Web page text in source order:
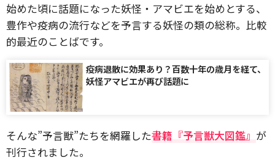
始めた頃に話題になった妖怪・アマビエを始めとする、
豊作や疫病の流行などを予言する妖怪の類の総称。比較
的最近のことばです。
疫病退散に効果あり？百数十年の歳月を経て、
妖怪アマビエが再び話題に
そんな”予言獣”たちを網羅した書籍『予言獣大図鑑』 が
刊行されました。